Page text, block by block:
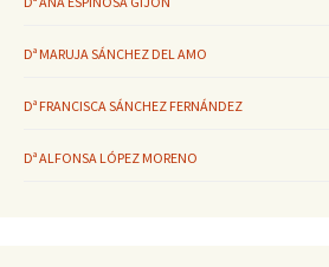
Dª MARUJA SÁNCHEZ DEL AMO
Dª FRANCISCA SÁNCHEZ FERNÁNDEZ
Dª ALFONSA LÓPEZ MORENO